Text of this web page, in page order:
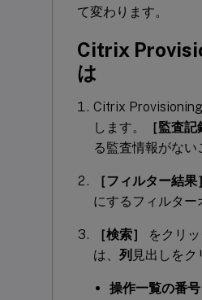
て変わります。
Citrix
は
Citrix
します。
［監査記
る監査情報がない
［フィルター結果］
にするフィルター
［検索］
をクリ
は、 列 見出しを
操作一覧の番号